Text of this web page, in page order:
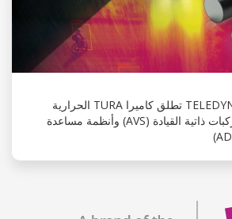
شركة TELEDYNE FLIR OEM تطلق كاميرا TURA الحرارية
المعتمدة للسيارا للمركبات ذاتية القيادة (AVS) وأنظمة مساعدة